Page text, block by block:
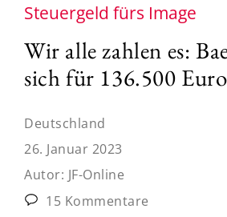
Steuergeld fürs Image
Wir alle zahlen es:
sich für 136.500
Deutschland
26. Januar 2023
Autor: JF-Online
15 Kommentare